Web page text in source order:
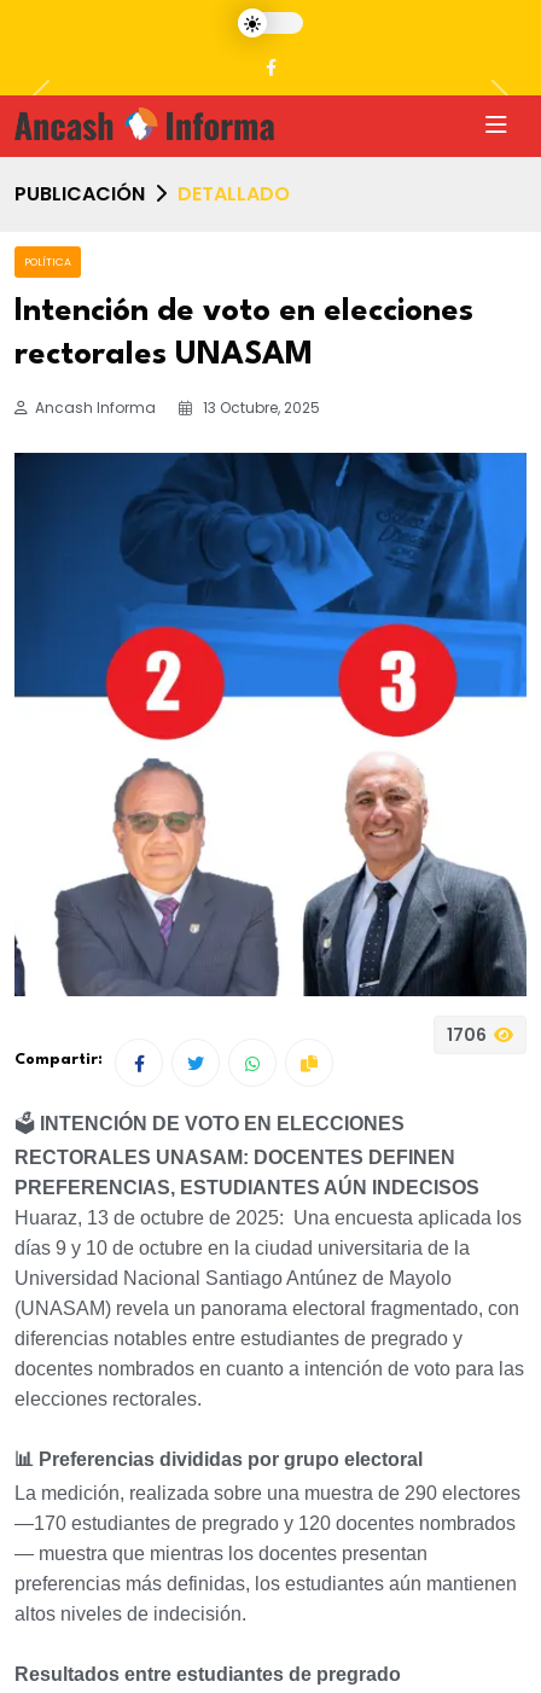
Previous
PUBLICACIÓN DETALLADO
POLÍTICA
Intención de voto en elecciones
rectorales UNASAM
Ancash Informa 13 Octubre, 2025
Compartir:
1706
🗳️
INTENCIÓN DE VOTO EN ELECCIONES
RECTORALES UNASAM: DOCENTES DEFINEN
PREFERENCIAS, ESTUDIANTES AÚN INDECISOS
Huaraz, 13 de octubre de 2025: Una encuesta aplicada los
días 9 y 10 de octubre en la ciudad universitaria de la
Universidad Nacional Santiago Antúnez de Mayolo
(UNASAM) revela un panorama electoral fragmentado, con
diferencias notables entre estudiantes de pregrado y
docentes nombrados en cuanto a intención de voto para las
elecciones rectorales.
📊 Preferencias divididas por grupo electoral
La medición, realizada sobre una muestra de 290 electores
—170 estudiantes de pregrado y 120 docentes nombrados
— muestra que mientras los docentes presentan
preferencias más definidas, los estudiantes aún mantienen
altos niveles de indecisión.
Resultados entre estudiantes de pregrado